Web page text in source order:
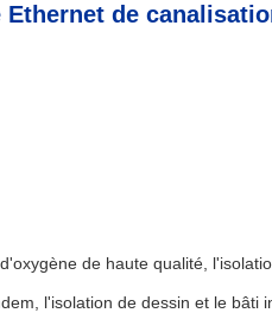
de
de haute qualité,
l'isolation de dessin et le bâti